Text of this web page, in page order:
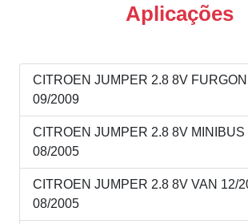
Aplicações
CITROEN JUMPER 2.8 8V
09/2009
CITROEN JUMPER 2.8 8V MINIBUS
08/2005
CITROEN JUMPER 2.8 8V VAN 12/
08/2005